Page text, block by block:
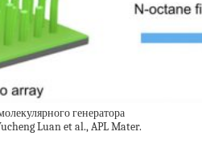
генератора
Luan et al., APL Mater.